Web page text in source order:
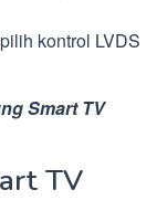
kontrol LVDS
Smart TV
TV